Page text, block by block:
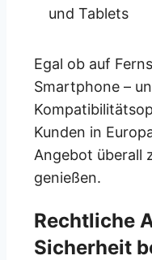
und Tablets
Egal ob auf
Smartphone –
Kunden in
Angebot überall
genießen.
Rechtliche
Sicherheit